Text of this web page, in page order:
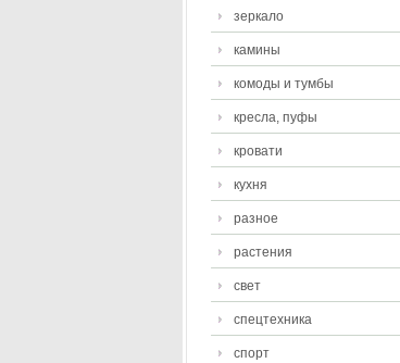
зеркало
камины
комоды и тумбы
кресла, пуфы
кровати
кухня
разное
растения
свет
спецтехника
спорт